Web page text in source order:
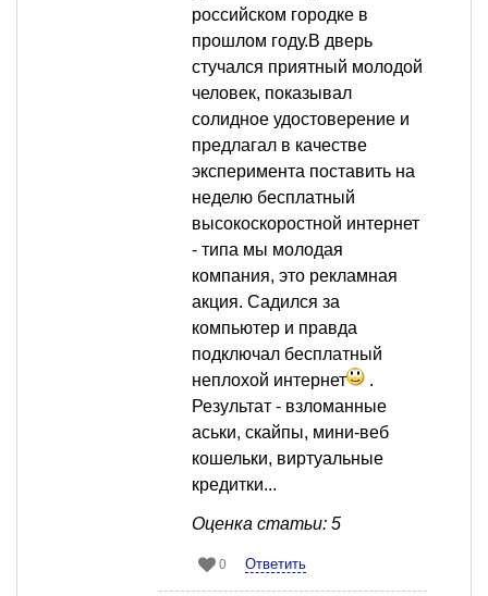
российском городке в
прошлом году.В дверь
стучался приятный молодой
человек, показывал
солидное удостоверение и
предлагал в качестве
эксперимента поставить на
неделю бесплатный
высокоскоростной интернет
- типа мы молодая
компания, это рекламная
акция. Садился за
компьютер и правда
подключал бесплатный
неплохой интернет
.
Результат - взломанные
аськи, скайпы, мини-веб
кошельки, виртуальные
кредитки...
Оценка статьи: 5
0 Ответить